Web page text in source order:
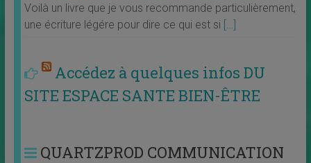
Voilà un livre que je vous recommande particulièrement,
une écriture légére pour dire ce qui est si […]
Accédez à quelques infos DU
SITE ESPACE SANTE BIEN-ÊTRE
QUARTZPROD COMMUNICATION